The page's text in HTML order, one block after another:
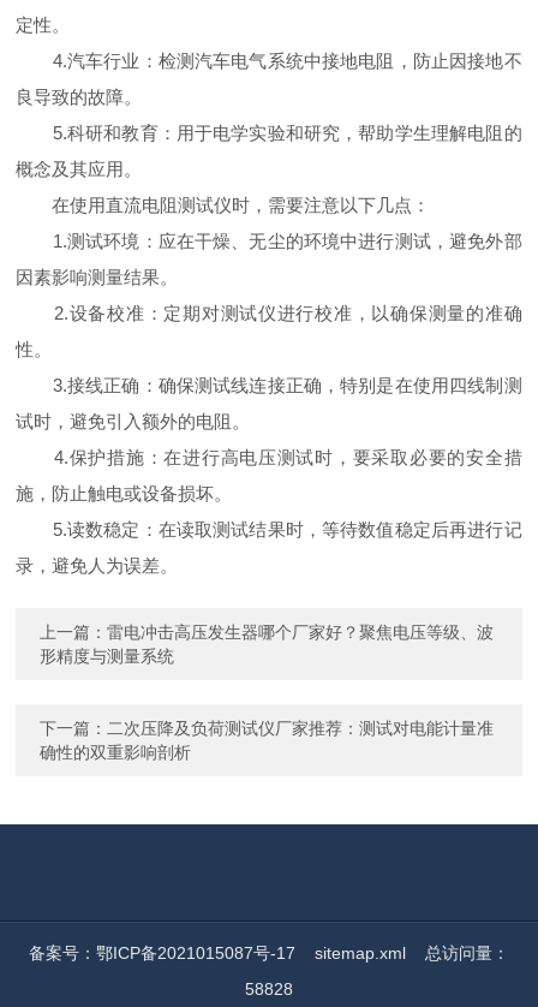
定性。
4.汽车行业：检测汽车电气系统中接地电阻，防止因接地不
良导致的故障。
5.科研和教育：用于电学实验和研究，帮助学生理解电阻的
概念及其应用。
在使用直流电阻测试仪时，需要注意以下几点：
1.测试环境：应在干燥、无尘的环境中进行测试，避免外部
因素影响测量结果。
2.设备校准：定期对测试仪进行校准，以确保测量的准确
性。
3.接线正确：确保测试线连接正确，特别是在使用四线制测
试时，避免引入额外的电阻。
4.保护措施：在进行高电压测试时，要采取必要的安全措
施，防止触电或设备损坏。
5.读数稳定：在读取测试结果时，等待数值稳定后再进行记
录，避免人为误差。
上一篇：雷电冲击高压发生器哪个厂家好？聚焦电压等级、波
形精度与测量系统
下一篇： 二次压降及负荷测试仪厂家推荐：测试对电能计量准
确性的双重影响剖析
备案号：鄂ICP备2021015087号-17 sitemap.xml总访问量：
58828